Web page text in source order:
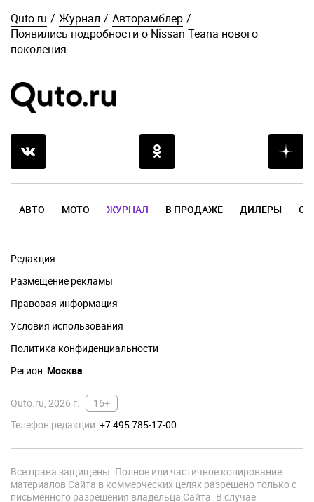
Quto.ru / Журнал / Авторамблер /
Появились подробности о Nissan Teana нового
поколения
АВТО МОТО ЖУРНАЛ В ПРОДАЖЕ ДИЛЕРЫ
Редакция
Размещение рекламы
Правовая информация
Условия использования
Политика конфиденциальности
Регион:Москва
Quto.ru, 2026 г.
16+
Телефон редакции:+7 495 785-17-00
Все права защищены. Полное или частичное копирование
материалов Сайта в коммерческих целях разрешено только с
письменного разрешения владельца Сайта. В случае